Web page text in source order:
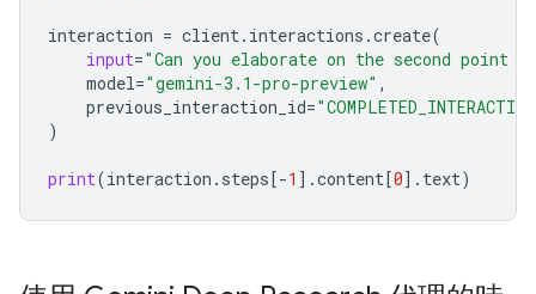
interaction = client. interactions .create(
input="Can you elaborate on the second point
model="gemini-3.1-pro-preview" ,
previous_interaction_id=
)
print(interaction . steps[-1 ] .content[0] . text)